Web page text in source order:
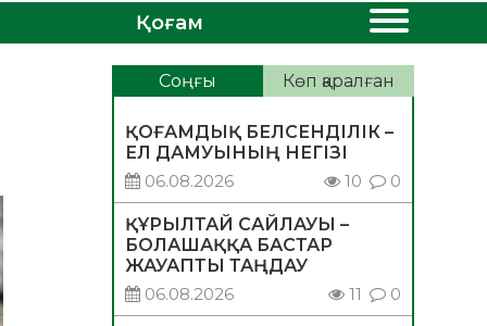
Қоғам
Соңғы Көп қаралған
ҚОҒАМДЫҚ БЕЛСЕНДІЛІК –
ЕЛ ДАМУЫНЫҢ НЕГІЗІ
06.08.2026
10 0
ҚҰРЫЛТАЙ САЙЛАУЫ –
БОЛАШАҚҚА БАСТАР
ЖАУАПТЫ ТАҢДАУ
06.08.2026
11 0